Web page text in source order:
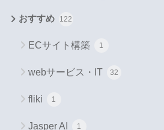
おすすめ 122
ECサイト構築 1
webサービス・IT 32
fliki 1
Jasper AI 1